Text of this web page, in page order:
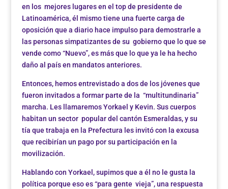
en los mejores lugares en el top de presidente de
Latinoamérica, él mismo tiene una fuerte carga de
oposición que a diario hace impulso para demostrarle a
las personas simpatizantes de su gobierno que lo que se
vende como “Nuevo”, es más que lo que ya le ha hecho
daño al país en mandatos anteriores.
Entonces, hemos entrevistado a dos de los jóvenes que
fueron invitados a formar parte de la “multitundinaria”
marcha. Les llamaremos Yorkael y Kevin. Sus cuerpos
habitan un sector popular del cantón Esmeraldas, y su
tía que trabaja en la Prefectura les invitó con la excusa
que recibirían un pago por su participación en la
movilización.
Hablando con Yorkael, supimos que a él no le gusta la
política porque eso es “para gente vieja”, una respuesta